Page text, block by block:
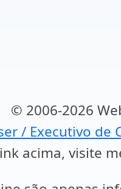
© 2006-2026
/ Executivo de
acima, visite